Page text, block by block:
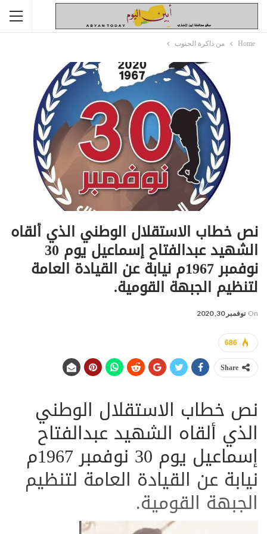
Home من ذاكرة الجنوب
نص خطاب الاستقلال الوطني الذي ألقاه
الشهيد عبدالفتاح إسماعيل يوم 30
نوفمبر 1967م نيابة عن القيادة العامة
لتنظيم الجبهة القومية.
On نوفمبر 30, 2020
686
Share
نص خطاب الاستقلال الوطني
الذي ألقاه الشهيد عبدالفتاح
إسماعيل يوم 30 نوفمبر 1967م
نيابة عن القيادة العامة لتنظيم
الجبهة القومية.